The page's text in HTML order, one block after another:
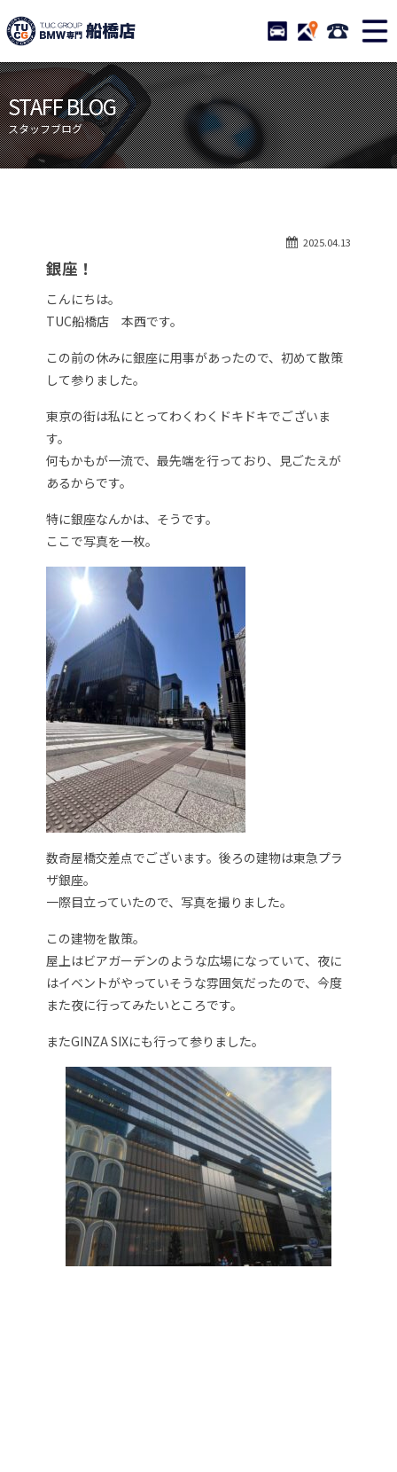
TUCグループ BMW専門 船
STOCK ACCESS 047-
ニュース
在庫リスト
目玉車両一覧
店舗紹介
保証＆サービス
アクセスマップ
自動車保険
納車blog
会社概要
STAFF BLOG
スタッフブログ
2025.04.13
銀座！
こんにちは。
TUC船橋店 本西です。
この前の休みに銀座に用事があったので、初めて散策
して参りました。
東京の街は私にとってわくわくドキドキでございま
す。
何もかもが一流で、最先端を行っており、見ごたえが
あるからです。
特に銀座なんかは、そうです。
ここで写真を一枚。
数奇屋橋交差点でございます。後ろの建物は東急プラ
ザ銀座。
一際目立っていたので、写真を撮りました。
この建物を散策。
屋上はビアガーデンのような広場になっていて、夜に
はイベントがやっていそうな雰囲気だったので、今度
また夜に行ってみたいところです。
またGINZA SIXにも行って参りました。